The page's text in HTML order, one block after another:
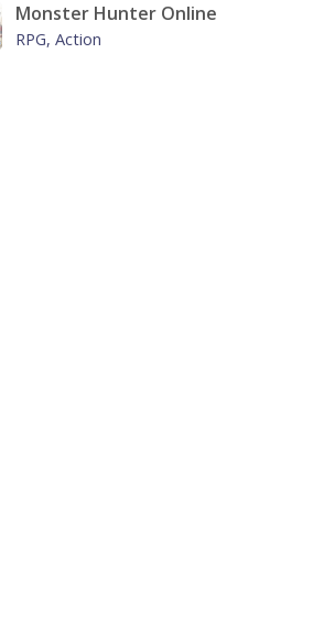
Monster Hunter Online
RPG, Action